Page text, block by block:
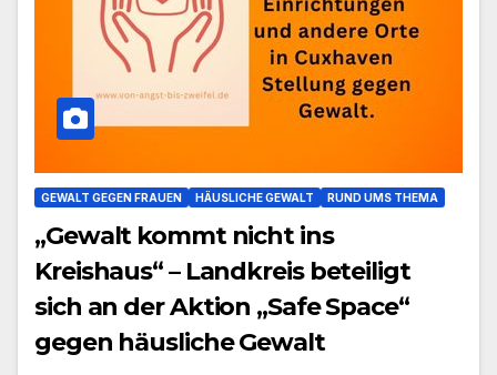
GEWALT GEGEN FRAUEN HÄUSLICHE GEWALT RUND UMS THEMA
„Gewalt kommt nicht ins
Kreishaus“ – Landkreis beteiligt
sich an der Aktion „Safe Space“
gegen häusliche Gewalt